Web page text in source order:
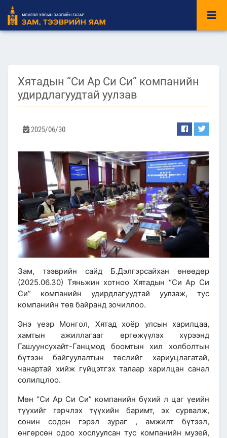
Хятадын “Си Ар Си Си” компанийн
удирдлагуудтай уулзав
2025/06/30
Зам, тээврийн сайд Б.Дэлгэрсайхан өнөөдөр
(2025.06.30) Тяньжин хотноо Хятадын “Си Ар Си
Си” компанийн удирдлагуудтай уулзаж, тус
компанийн төв байранд зочиллоо.
Энэ үеэр Монгол, Хятад хоёр улсын харилцаа,
хамтын ажиллагааг өргөжүүлэх хүрээнд
Гашуунсухайт-Ганцмод боомтын хил холболтын
бүтээн байгуулалтын төслийг хариуцлагатай,
чанартай хийж гүйцэтгэх талаар харилцан санал
солилцлоо.
Мөн “Си Ар Си Си” компанийн бүхий л цаг үеийн
түүхийг гэрчлэх түүхийн баримт, эх сурвалж,
сонин содон гэрэл зураг , амжилт бүтээл,
өнгөрсөн одоо хослуулсан тус компанийн музей,